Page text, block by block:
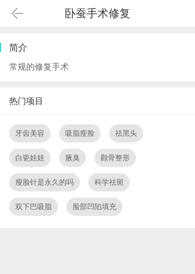
卧蚕手术修复
简介
常规的修复手术
热门项目
牙齿美容 吸脂瘦脸 祛黑头
白瓷娃娃 腋臭 颧骨整形
瘦脸针是永久的吗 科学祛斑
双下巴吸脂 脸部凹陷填充